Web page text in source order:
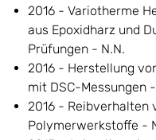
2016 - Variotherme
aus Epoxidharz und
Prüfungen - N.N.
2016 - Herstellung
mit DSC-Messungen
2016 - Reibverhalten
Polymerwerkstoffe -